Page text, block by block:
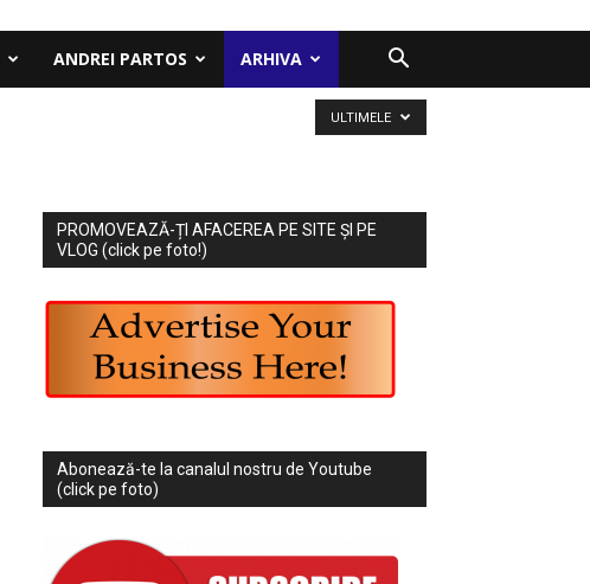
ANDREI PARTOS ARHIVA
ULTIMELE
PROMOVEAZĂ-ȚI AFACEREA PE SITE ȘI PE
VLOG (click pe foto!)
Abonează-te la canalul nostru de Youtube
(click pe foto)